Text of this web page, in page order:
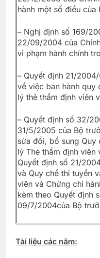
hành một số điều của
– Nghị định số 169/
22/09/2004 của
vi phạm hành chính
– Quyết định 21/
về việc ban hành quy
lý thẻ thẩm định viên
– Quyết định số 32/
31/5/2005 của Bộ
sửa đổi, bổ sung Quy
lý Thẻ thẩm định viên
Quyết định số 21/
và Quy chế thi tuyển
viên và Chứng chỉ
kèm theo Quyết định
09/7/2004của Bộ
Tài liệu các năm: